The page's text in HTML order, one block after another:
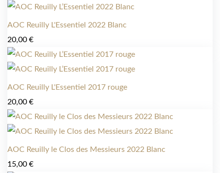
AOC Reuilly L'Essentiel 2022 Blanc
20,00 €
AOC Reuilly L'Essentiel 2017 rouge
20,00 €
AOC Reuilly le Clos des Messieurs 2022 Blanc
15,00 €